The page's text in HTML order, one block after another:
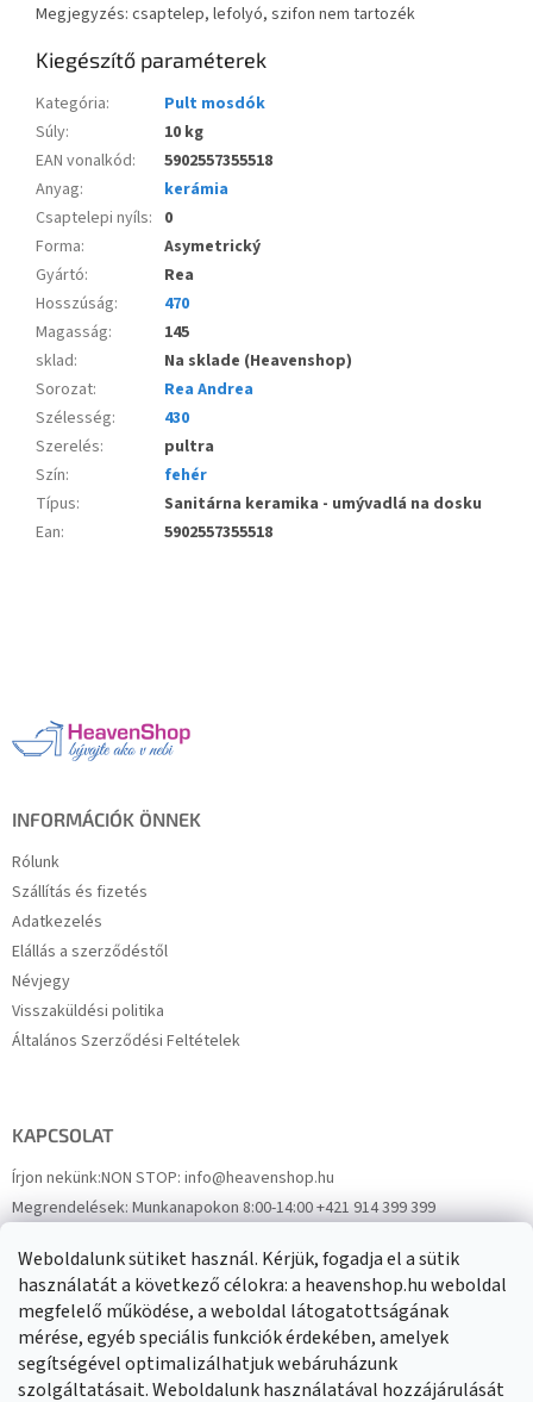
Weboldalunk sütiket használ. Kérjük, fogadja el a sütik
használatát a következő célokra: a heavenshop.hu weboldal
megfelelő működése, a weboldal látogatottságának
mérése, egyéb speciális funkciók érdekében, amelyek
segítségével optimalizálhatjuk webáruházunk
szolgáltatásait. Weboldalunk használatával hozzájárulását
Megjegyzés: csaptelep, lefolyó, szifon nem tartozék
Kiegészítő paraméterek
Kategória:
Pult mosdók
Súly:
10 kg
EAN vonalkód:
5902557355518
Anyag:
kerámia
Csaptelepi nyíls: 0
Forma:
Asymetrický
Gyártó:
Rea
Hosszúság:
470
Magasság:
145
sklad:
Na sklade (Heavenshop)
Sorozat:
Rea Andrea
Szélesség:
430
Szerelés:
pultra
Szín:
fehér
Típus:
Sanitárna keramika - umývadlá na dosku
Ean: 5902557355518
INFORMÁCIÓK ÖNNEK
Rólunk
Szállítás és fizetés
Adatkezelés
Elállás a szerződéstől
Névjegy
Visszaküldési politika
Általános Szerződési Feltételek
KAPCSOLAT
Írjon nekünk:NON STOP: info@heavenshop.hu
Megrendelések:Munkanapokon 8:00-14:00 +421 914 399 399
FacebookHeavenShop.sk
Eredményeink